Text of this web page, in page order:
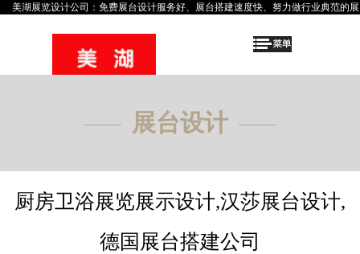
美湖展览设计公司 ：免费展台设计服务好、 展台搭建速度快、努力做行业典范的
展台设计
厨房卫浴展览展示设计,汉莎展台设计,
德国展台搭建公司